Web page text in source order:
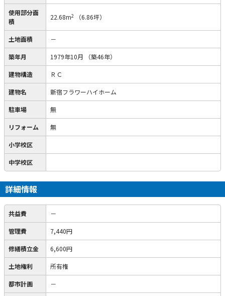
使用部分面
積
22.68m2 （6.86坪）
土地面積 －
築年月 1979年10月 （築46年）
建物構造 ＲＣ
建物名 新宿フラワーハイホーム
駐車場 無
リフォーム 無
小学校区
中学校区
詳細情報
共益費 －
管理費 7,440円
修繕積立金 6,600円
土地権利 所有権
都市計画 －